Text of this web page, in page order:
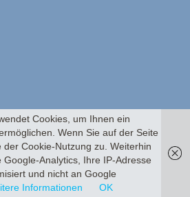
Cookies, um Ihnen ein
Wenn Sie auf der Seite
Cookie-Nutzung zu. Weiterhin
Analytics, Ihre IP-Adresse
und nicht an Google
Informationen OK